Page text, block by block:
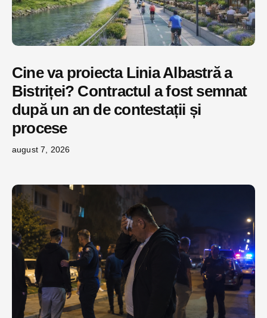
Cine va proiecta Linia Albastră a
Bistriței? Contractul a fost semnat
după un an de contestații și
procese
august 7, 2026